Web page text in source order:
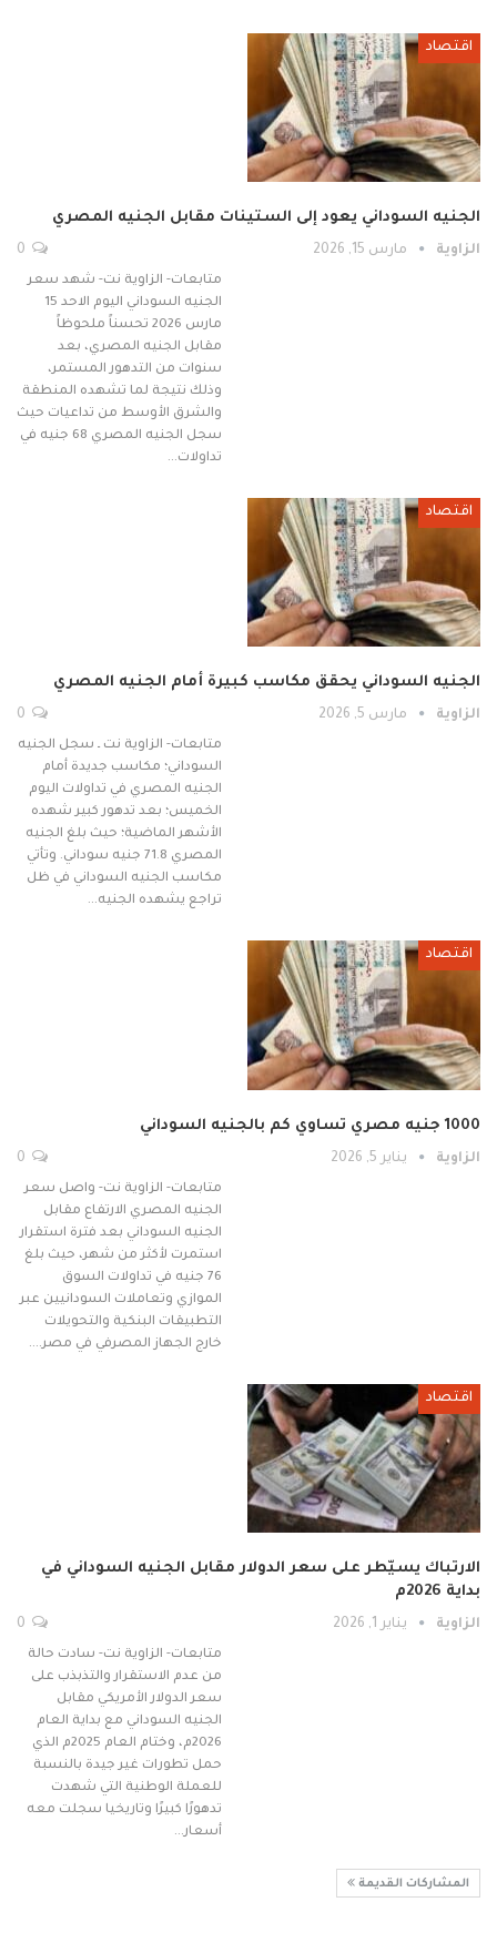
اقتصاد
الجنيه السوداني يعود إلى الستينات مقابل الجنيه المصري
الزاوية مارس 15, 2026
متابعات- الزاوية نت- شهد سعر
الجنيه السوداني اليوم الاحد 15
مارس 2026 تحسناً ملحوظاً
مقابل الجنيه المصري، بعد
سنوات من التدهور المستمر،
وذلك نتيجة لما تشهده المنطقة
والشرق الأوسط من تداعيات حيث
سجل الجنيه المصري 68 جنيه في
تداولات…
اقتصاد
الجنيه السوداني يحقق مكاسب كبيرة أمام الجنيه المصري
الزاوية مارس 5, 2026
متابعات- الزاوية نت ـ سجل الجنيه
السوداني؛ مكاسب جديدة أمام
الجنيه المصري في تداولات اليوم
الخميس؛ بعد تدهور كبير شهده
الأشهر الماضية؛ حيث بلغ الجنيه
المصري 71.8 جنيه سوداني. وتأتي
مكاسب الجنيه السوداني في ظل
تراجع يشهده الجنيه…
اقتصاد
1000 جنيه مصري تساوي كم بالجنيه السوداني
الزاوية يناير 5, 2026
متابعات- الزاوية نت- واصل سعر
الجنيه المصري الارتفاع مقابل
الجنيه السوداني بعد فترة استقرار
استمرت لأكثر من شهر، حيث بلغ
76 جنيه في تداولات السوق
الموازي وتعاملات السودانيين عبر
التطبيقات البنكية والتحويلات
خارج الجهاز المصرفي في مصر.…
اقتصاد
الارتباك يسيّطر على سعر الدولار مقابل الجنيه السوداني في
بداية 2026م
الزاوية يناير 1, 2026
متابعات- الزاوية نت- سادت حالة
من عدم الاستقرار والتذبذب على
سعر الدولار الأمريكي مقابل
الجنيه السوداني مع بداية العام
2026م، وختام العام 2025م الذي
حمل تطورات غير جيدة بالنسبة
للعملة الوطنية التي شهدت
تدهورًا كبيرًا وتاريخيا سجلت معه
أسعار…
المشاركات القديمة